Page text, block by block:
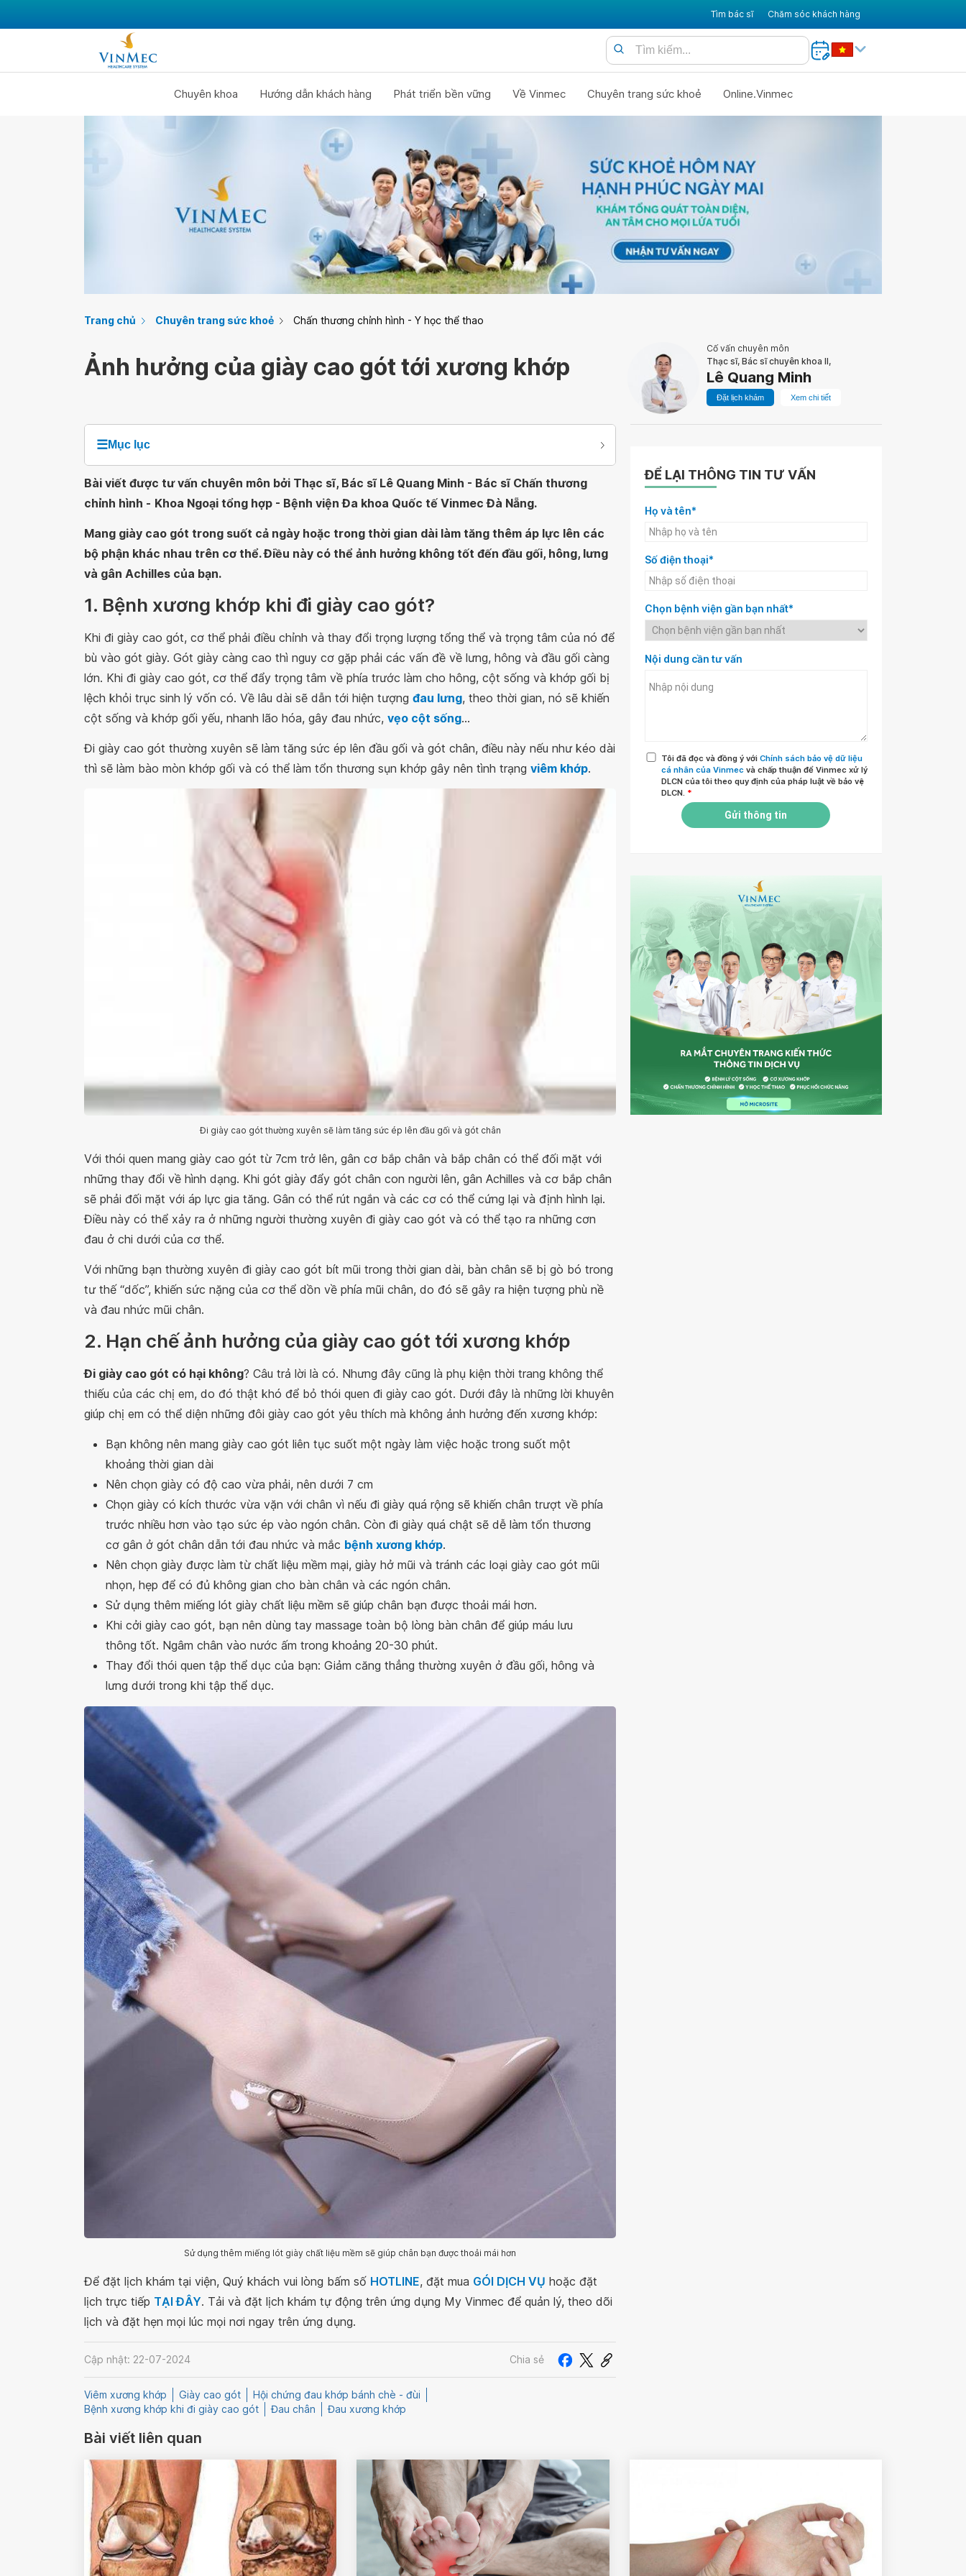
Tìm bác sĩ Chăm sóc khách hàng
Chuyên khoa Hướng dẫn khách hàng Phát triển bền vững Về Vinmec Chuyên trang sức khoẻ Online.Vinmec
Trang chủ Chuyên trang sức khoẻ Chấn thương chỉnh hình - Y học thể thao
Ảnh hưởng của giày cao gót tới xương khớp
Cố vấn chuyên môn
Thạc sĩ, Bác sĩ chuyên khoa II,
Lê Quang Minh
Đặt lịch khám Xem chi tiết
☰Mục lục
Bài viết được tư vấn chuyên môn bởi Thạc sĩ, Bác sĩ Lê Quang Minh - Bác sĩ Chấn thương
chỉnh hình - Khoa Ngoại tổng hợp - Bệnh viện Đa khoa Quốc tế Vinmec Đà Nẵng.
Mang giày cao gót trong suốt cả ngày hoặc trong thời gian dài làm tăng thêm áp lực lên các
bộ phận khác nhau trên cơ thể. Điều này có thể ảnh hưởng không tốt đến đầu gối, hông, lưng
và gân Achilles của bạn.
1. Bệnh xương khớp khi đi giày cao gót?
Khi đi giày cao gót, cơ thể phải điều chỉnh và thay đổi trọng lượng tổng thể và trọng tâm của nó để
bù vào gót giày. Gót giày càng cao thì nguy cơ gặp phải các vấn đề về lưng, hông và đầu gối càng
lớn. Khi đi giày cao gót, cơ thể đẩy trọng tâm về phía trước làm cho hông, cột sống và khớp gối bị
lệch khỏi trục sinh lý vốn có. Về lâu dài sẽ dẫn tới hiện tượng đau lưng, theo thời gian, nó sẽ khiến
cột sống và khớp gối yếu, nhanh lão hóa, gây đau nhức, vẹo cột sống...
Đi giày cao gót thường xuyên sẽ làm tăng sức ép lên đầu gối và gót chân, điều này nếu như kéo dài
thì sẽ làm bào mòn khớp gối và có thể làm tổn thương sụn khớp gây nên tình trạng viêm khớp.
Đi giày cao gót thường xuyên sẽ làm tăng sức ép lên đầu gối và gót chân
Với thói quen mang giày cao gót từ 7cm trở lên, gân cơ bắp chân và bắp chân có thể đối mặt với
những thay đổi về hình dạng. Khi gót giày đẩy gót chân con người lên, gân Achilles và cơ bắp chân
sẽ phải đối mặt với áp lực gia tăng. Gân có thể rút ngắn và các cơ có thể cứng lại và định hình lại.
Điều này có thể xảy ra ở những người thường xuyên đi giày cao gót và có thể tạo ra những cơn
đau ở chi dưới của cơ thể.
Với những bạn thường xuyên đi giày cao gót bít mũi trong thời gian dài, bàn chân sẽ bị gò bó trong
tư thế “dốc”, khiến sức nặng của cơ thể dồn về phía mũi chân, do đó sẽ gây ra hiện tượng phù nề
và đau nhức mũi chân.
2. Hạn chế ảnh hưởng của giày cao gót tới xương khớp
Đi giày cao gót có hại không? Câu trả lời là có. Nhưng đây cũng là phụ kiện thời trang không thể
thiếu của các chị em, do đó thật khó để bỏ thói quen đi giày cao gót. Dưới đây là những lời khuyên
giúp chị em có thể diện những đôi giày cao gót yêu thích mà không ảnh hưởng đến xương khớp:
Bạn không nên mang giày cao gót liên tục suốt một ngày làm việc hoặc trong suốt một
khoảng thời gian dài
Nên chọn giày có độ cao vừa phải, nên dưới 7 cm
Chọn giày có kích thước vừa vặn với chân vì nếu đi giày quá rộng sẽ khiến chân trượt về phía
trước nhiều hơn vào tạo sức ép vào ngón chân. Còn đi giày quá chật sẽ dễ làm tổn thương
cơ gân ở gót chân dẫn tới đau nhức và mắc bệnh xương khớp.
Nên chọn giày được làm từ chất liệu mềm mại, giày hở mũi và tránh các loại giày cao gót mũi
nhọn, hẹp để có đủ không gian cho bàn chân và các ngón chân.
Sử dụng thêm miếng lót giày chất liệu mềm sẽ giúp chân bạn được thoải mái hơn.
Khi cởi giày cao gót, bạn nên dùng tay massage toàn bộ lòng bàn chân để giúp máu lưu
thông tốt. Ngâm chân vào nước ấm trong khoảng 20-30 phút.
Thay đổi thói quen tập thể dục của bạn: Giảm căng thẳng thường xuyên ở đầu gối, hông và
lưng dưới trong khi tập thể dục.
Sử dụng thêm miếng lót giày chất liệu mềm sẽ giúp chân bạn được thoải mái hơn
Để đặt lịch khám tại viện, Quý khách vui lòng bấm số HOTLINE, đặt mua GÓI DỊCH VỤ hoặc đặt
lịch trực tiếp TẠI ĐÂY. Tải và đặt lịch khám tự động trên ứng dụng My Vinmec để quản lý, theo dõi
lịch và đặt hẹn mọi lúc mọi nơi ngay trên ứng dụng.
Cập nhật: 22-07-2024 Chia sẻ
Viêm xương khớp Giày cao gót
Hội chứng đau khớp bánh chè - đùi
Bệnh xương khớp khi đi giày cao gót
Đau chân Đau xương khớp
ĐỂ LẠI THÔNG TIN TƯ VẤN
Họ và tên*
Số điện thoại*
Chọn bệnh viện gần bạn nhất*
Nội dung cần tư vấn
Tôi đã đọc và đồng ý với Chính sách bảo vệ dữ liệu
cá nhân của Vinmec và chấp thuận để Vinmec xử lý
DLCN của tôi theo quy định của pháp luật về bảo vệ
DLCN. *
Gửi thông tin
Bài viết liên quan